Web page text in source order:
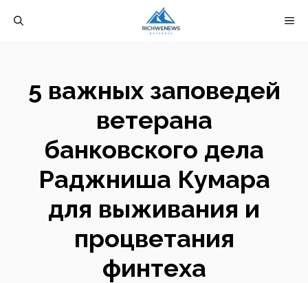
5 важных заповедей
ветерана
банковского дела
Раджниша Кумара
для выживания и
процветания
финтеха